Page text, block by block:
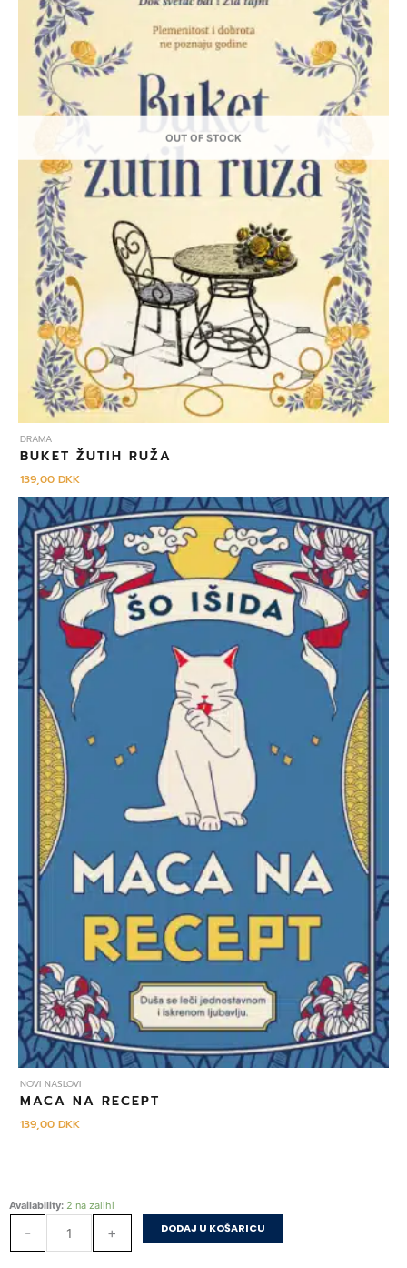
OUT OF STOCK
DRAMA
BUKET ŽUTIH RUŽA
139,00DKK
NOVI NASLOVI
MACA NA RECEPT
139,00DKK
Availability: 2 na zalihi
-
Najljepši
+ DODAJ U KOŠARICU